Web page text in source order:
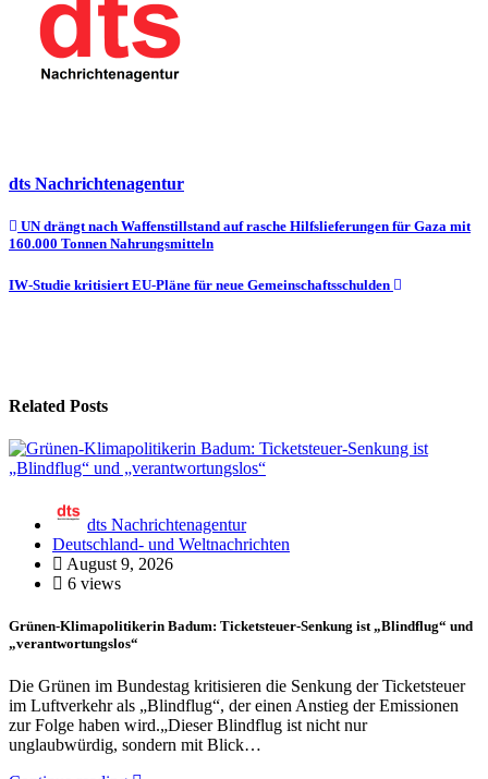
dts Nachrichtenagentur
Beitragsnavigation
UN drängt nach Waffenstillstand auf rasche Hilfslieferungen für Gaza mit
160.000 Tonnen Nahrungsmitteln
IW-Studie kritisiert EU-Pläne für neue Gemeinschaftsschulden
Related Posts
dts Nachrichtenagentur
Deutschland- und Weltnachrichten
August 9, 2026
6 views
Grünen-Klimapolitikerin Badum: Ticketsteuer-Senkung ist „Blindflug“ und
„verantwortungslos“
Die Grünen im Bundestag kritisieren die Senkung der Ticketsteuer
im Luftverkehr als „Blindflug“, der einen Anstieg der Emissionen
zur Folge haben wird.„Dieser Blindflug ist nicht nur
unglaubwürdig, sondern mit Blick…